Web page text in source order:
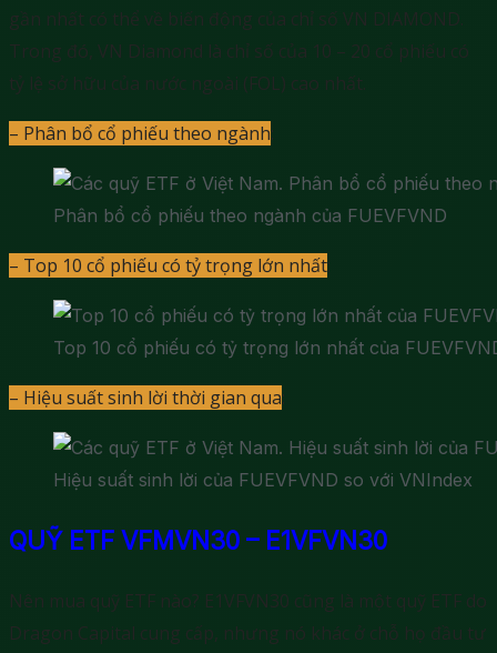
gần nhất có thể về biến động của chỉ số VN DIAMOND.
Trong đó, VN Diamond là chỉ số của 10 – 20 cổ phiếu có
tỷ lệ sở hữu của nước ngoài (FOL) cao nhất.
– Phân bổ cổ phiếu theo ngành:
Phân bổ cổ phiếu theo ngành của FUEVFVND
– Top 10 cổ phiếu có tỷ trọng lớn nhất:
Top 10 cổ phiếu có tỷ trọng lớn nhất của
– Hiệu suất sinh lời thời gian qua:
Hiệu suất sinh lời của FUEVFVND so với VNIndex
QUỸ ETF VFMVN30 – E1VFVN30
Nên mua quỹ ETF nào? E1VFVN30 cũng là một quỹ ETF do
Dragon Capital cung cấp, nhưng nó khác ở chỗ họ đầu tư